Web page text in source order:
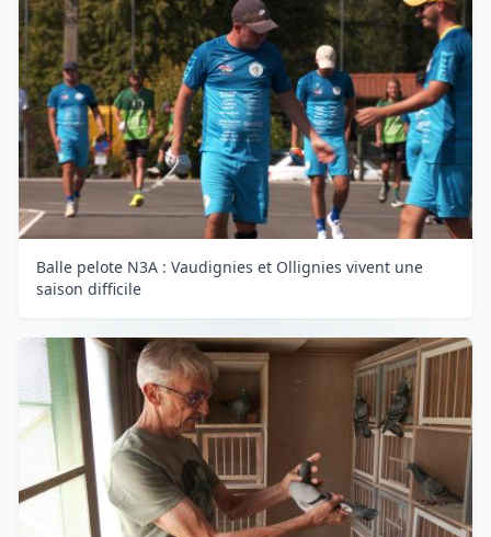
Balle pelote N3A : Vaudignies et Ollignies vivent une
saison difficile